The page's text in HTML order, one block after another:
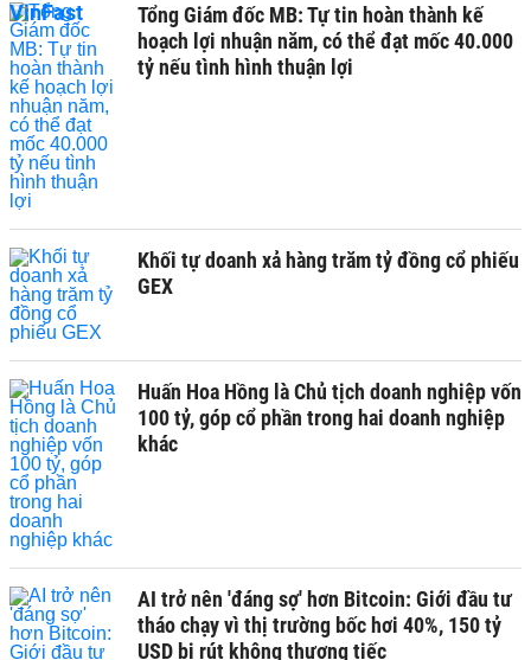
Tổng Giám đốc MB: Tự tin hoàn thành kế
hoạch lợi nhuận năm, có thể đạt mốc 40.000
tỷ nếu tình hình thuận lợi
Khối tự doanh xả hàng trăm tỷ đồng cổ phiếu
GEX
Huấn Hoa Hồng là Chủ tịch doanh nghiệp vốn
100 tỷ, góp cổ phần trong hai doanh nghiệp
khác
AI trở nên 'đáng sợ' hơn Bitcoin: Giới đầu tư
tháo chạy vì thị trường bốc hơi 40%, 150 tỷ
USD bị rút không thương tiếc